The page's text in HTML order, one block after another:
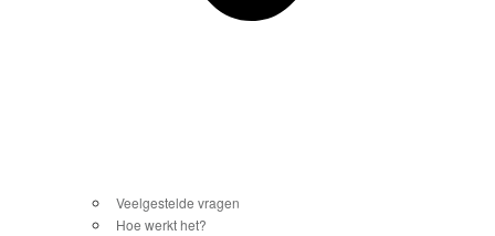
Veelgestelde vragen
Hoe werkt het?